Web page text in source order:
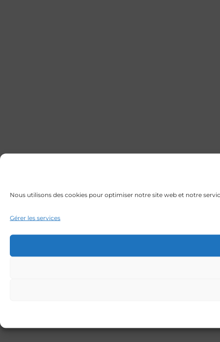
Nous utilisons des cookies pour optimiser notre site web et notre
Gérer les services